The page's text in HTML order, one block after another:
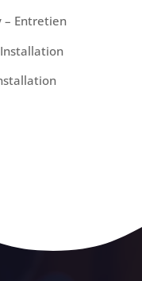
– Entretien
Installation